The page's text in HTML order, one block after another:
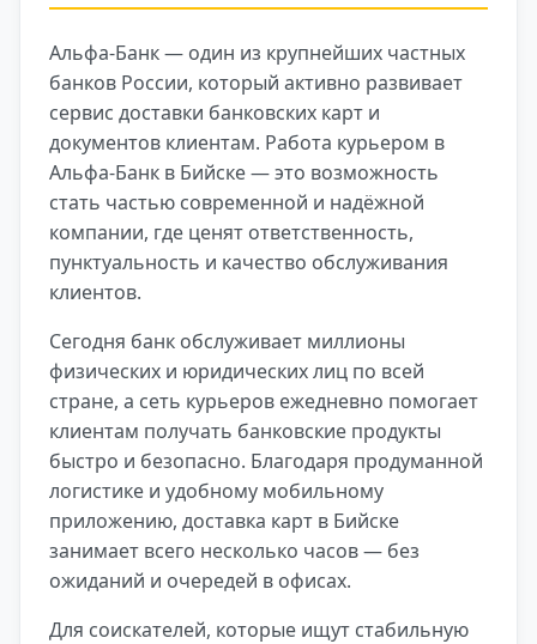
Альфа-Банк — один из крупнейших частных
банков России, который активно развивает
сервис доставки банковских карт и
документов клиентам. Работа курьером в
Альфа-Банк в Бийске — это возможность
стать частью современной и надёжной
компании, где ценят ответственность,
пунктуальность и качество обслуживания
клиентов.
Сегодня банк обслуживает миллионы
физических и юридических лиц по всей
стране, а сеть курьеров ежедневно помогает
клиентам получать банковские продукты
быстро и безопасно. Благодаря продуманной
логистике и удобному мобильному
приложению, доставка карт в Бийске
занимает всего несколько часов — без
ожиданий и очередей в офисах.
Для соискателей, которые ищут стабильную